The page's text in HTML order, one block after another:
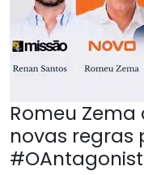
Romeu
novas regras